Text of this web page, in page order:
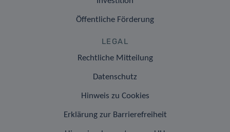
Öffentliche Förderung
LEGAL
Rechtliche Mitteilung
Datenschutz
Hinweis zu Cookies
Erklärung zur Barrierefreiheit